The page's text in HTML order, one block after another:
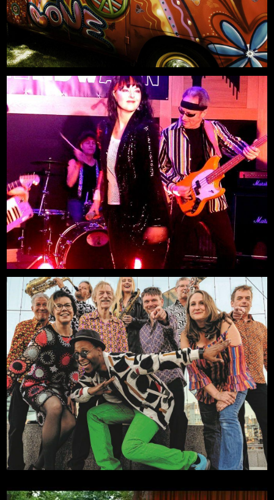
-AUSVERKAUFT-
21.08.2026, 19:00
Freilichtbühne an der Zitadelle
Mehr
Neue Deutsche Welle LIVE Party
14.08.2026, 20:00
Freilichtbühne an der Zitadelle
Mehr
Soul for Christmas
29.11.2026, 18:00
Zitadelle
Mehr